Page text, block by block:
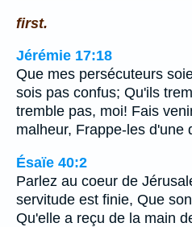
first.
Jérémie 17:18
Que mes persécuteurs
sois pas confus; Qu'ils
tremble pas, moi! Fais
malheur, Frappe-les d'une
Ésaïe 40:2
Parlez au coeur de
servitude est finie, Que
Qu'elle a reçu de la main